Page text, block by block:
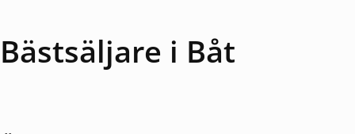
Bästsäljare i Båt